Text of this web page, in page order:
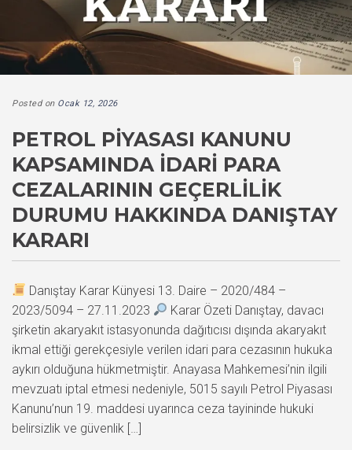
Posted on Ocak 12, 2026
PETROL PIYASASI KANUNU
KAPSAMINDA İDARI PARA
CEZALARININ GEÇERLILIK
DURUMU HAKKINDA DANIŞTAY
KARARI
Danıştay Karar Künyesi 13. Daire – 2020/484 –
2023/5094 – 27.11.2023
Karar Özeti Danıştay, davacı
şirketin akaryakıt istasyonunda dağıtıcısı dışında akaryakıt
ikmal ettiği gerekçesiyle verilen idari para cezasının hukuka
aykırı olduğuna hükmetmiştir. Anayasa Mahkemesi’nin ilgili
mevzuatı iptal etmesi nedeniyle, 5015 sayılı Petrol Piyasası
Kanunu’nun 19. maddesi uyarınca ceza tayininde hukuki
belirsizlik ve güvenlik […]